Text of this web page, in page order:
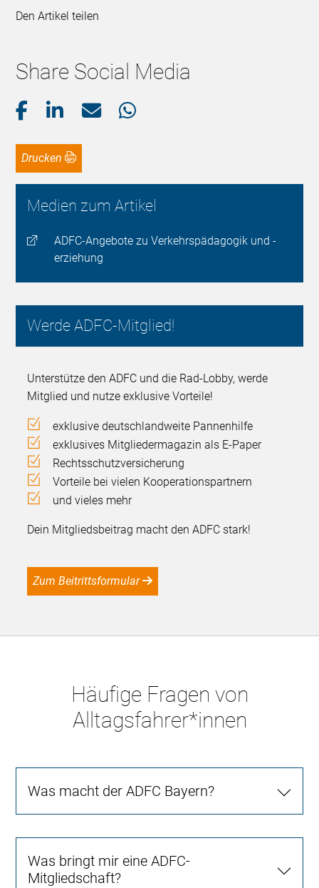
Den Artikel teilen
Share Social Media
Drucken
Medien zum Artikel
ADFC-Angebote zu Verkehrspädagogik und -
erziehung
Werde ADFC-Mitglied!
Unterstütze den ADFC und die Rad-Lobby, werde
Mitglied und nutze exklusive Vorteile!
exklusive deutschlandweite Pannenhilfe
exklusives Mitgliedermagazin als E-Paper
Rechtsschutzversicherung
Vorteile bei vielen Kooperationspartnern
und vieles mehr
Dein Mitgliedsbeitrag macht den ADFC stark!
Zum Beitrittsformular
Häufige Fragen von
Alltagsfahrer*innen
Was macht der ADFC Bayern?
Was bringt mir eine ADFC-
Mitgliedschaft?